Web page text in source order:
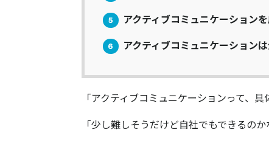
5 アクティブコミュニケーション
6 アクティブコミュニケーション
「アクティブコミュニケーションって、
「少し難しそうだけど自社でもできるのか